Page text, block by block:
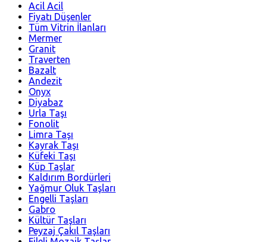
Acil Acil
Fiyatı Düşenler
Tüm Vitrin İlanları
Mermer
Granit
Traverten
Bazalt
Andezit
Onyx
Diyabaz
Urla Taşı
Fonolit
Limra Taşı
Kayrak Taşı
Küfeki Taşı
Küp Taşlar
Kaldırım Bordürleri
Yağmur Oluk Taşları
Engelli Taşları
Gabro
Kültür Taşları
Peyzaj Çakıl Taşları